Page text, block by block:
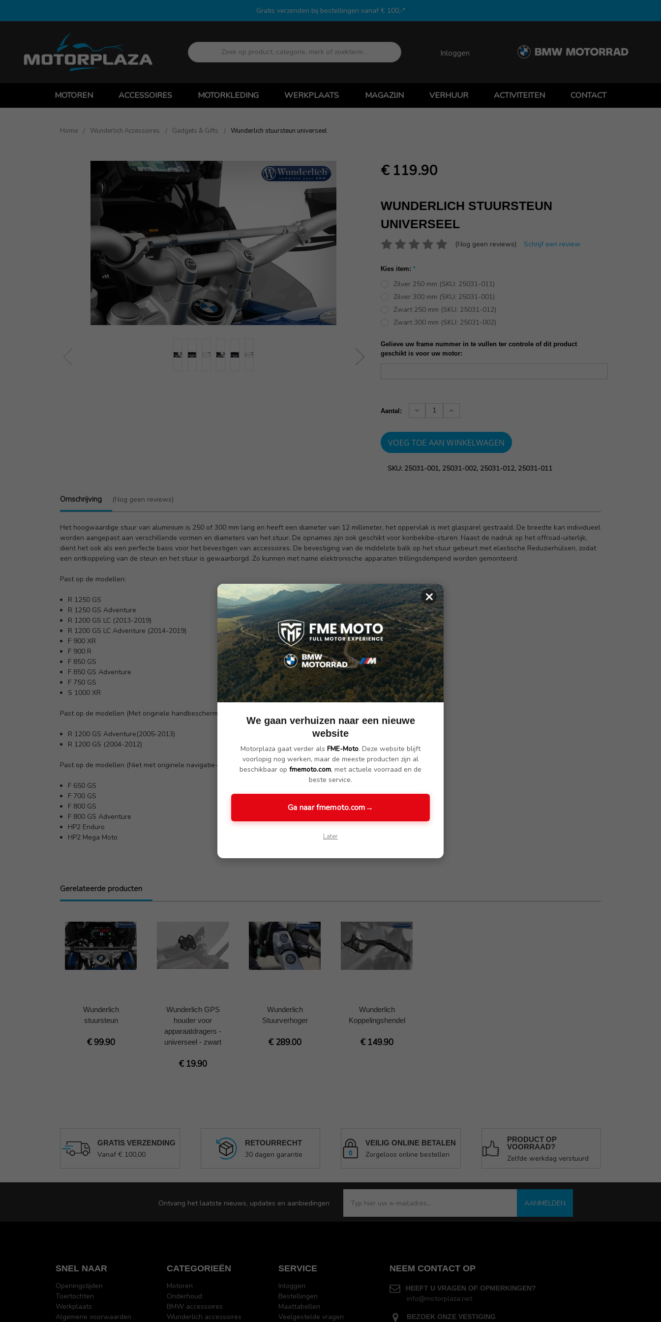
Gratis verzenden bij bestellingen vanaf € 100,-*
Zoek
Inloggen
MOTOREN ACCESSOIRES MOTORKLEDING WERKPLAATS MAGAZIJN VERHUUR ACTIVITEITEN CONTACT
Home Wunderlich Accessoires Gadgets & Gifts Wunderlich stuursteun universeel
€ 119.90
WUNDERLICH STUURSTEUN
UNIVERSEEL
(Nog geen reviews) Schrijf een review
Kies item:*
Zilver 250 mm (SKU: 25031-011)
Zilver 300 mm (SKU: 25031-001)
Zwart 250 mm (SKU: 25031-012)
Zwart 300 mm (SKU: 25031-002)
Gelieve uw frame nummer in te vullen ter controle of dit product
geschikt is voor uw motor:
voorraad:
Aantal:
Verhoog
Verlaag
SKU: 25031-001, 25031-002, 25031-012, 25031-011
Omschrijving (Nog geen reviews)
Het hoogwaardige stuur van aluminium is 250 of 300 mm lang en heeft een diameter van 12 millimeter, het oppervlak is met glasparel gestraald. De breedte kan individueel
worden aangepast aan verschillende vormen en diameters van het stuur. De opnames zijn ook geschikt voor konbekibe-sturen. Naast de nadruk op het offroad-uiterlijk,
dient het ook als een perfecte basis voor het bevestigen van accessoires. De bevestiging van de middelste balk op het stuur gebeurt met elastische Reduzierhülsen, zodat
een ontkoppeling van de steun en het stuur is gewaarborgd. Zo kunnen met name elektronische apparaten trillingsdempend worden gemonteerd.
Past op de modellen:
R 1250 GS
R 1250 GS Adventure
R 1200 GS LC (2013-2019)
R 1200 GS LC Adventure (2014-2019)
F 900 XR
F 900 R
F 850 GS
F 850 GS Adventure
F 750 GS
S 1000 XR
Past op de modellen (Met originele handbescherming):
R 1200 GS Adventure(2005-2013)
R 1200 GS (2004-2012)
Past op de modellen (Niet met originele navigatie-ondersteuning):
F 650 GS
F 700 GS
F 800 GS
F 800 GS Adventure
HP2 Enduro
HP2 Mega Moto
Gerelateerde producten
Wunderlich
stuursteun
€ 99.90
Wunderlich GPS
houder voor
apparaatdragers -
universeel - zwart
€ 19.90
Wunderlich
Stuurverhoger
€ 289.00
Wunderlich
Koppelingshendel
€ 149.90
GRATIS VERZENDING
Vanaf € 100,00
RETOURRECHT
30 dagen garantie
VEILIG ONLINE BETALEN
Zorgeloos online bestellen
PRODUCT OP
VOORRAAD?
Zelfde werkdag verstuurd
Ontvang het laatste nieuws, updates en aanbiedingen AANMELDEN
SNEL NAAR
Openingstijden
Toertochten
Werkplaats
Algemene voorwaarden
CATEGORIEËN
Motoren
Onderhoud
BMW accessoires
Wunderlich accessoires
SERVICE
Inloggen
Bestellingen
Maattabellen
Veelgestelde vragen
NEEM CONTACT OP
HEEFT U VRAGEN OF OPMERKINGEN?
info@motorplaza.net
BEZOEK ONZE VESTIGING
×
We gaan verhuizen naar een nieuwe
website
Motorplaza gaat verder als FME-Moto. Deze website blijft
voorlopig nog werken, maar de meeste producten zijn al
beschikbaar op fmemoto.com, met actuele voorraad en de
beste service.
Ga naar fmemoto.com→
Later